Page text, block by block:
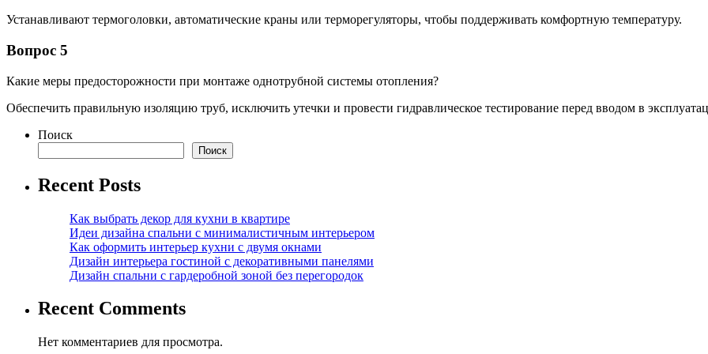
Устанавливают термоголовки, автоматические краны или терморегуляторы, чтобы поддерживать комфортную температуру.
Вопрос 5
Какие меры предосторожности при монтаже однотрубной системы отопления?
Обеспечить правильную изоляцию труб, исключить утечки и провести гидравлическое тестирование перед вводом в
Поиск
Поиск
Recent Posts
Как выбрать декор для кухни в квартире
Идеи дизайна спальни с минималистичным интерьером
Как оформить интерьер кухни с двумя окнами
Дизайн интерьера гостиной с декоративными панелями
Дизайн спальни с гардеробной зоной без перегородок
Recent Comments
Нет комментариев для просмотра.